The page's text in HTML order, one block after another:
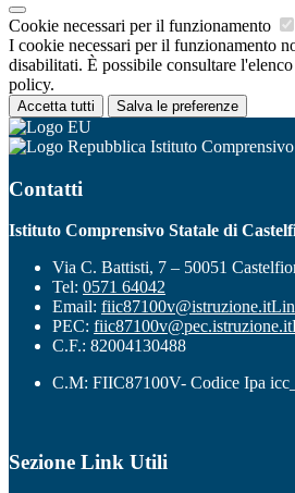
Cookie necessari per il funzionamento
I cookie necessari per il funzionamento
disabilitati. È possibile consultare
policy.
Accetta tutti Salva le preferenze
Istituto
Contatti
Istituto Comprensivo Statale di
Via C. Battisti, 7 – 50051
Tel: 0571 64042
Email: fiic87100v@istruzione.it
PEC: fiic87100v@pec.istruzione.it
C.F.: 82004130488
C.M: FIIC87100V- Codice Ipa
Sezione Link Utili